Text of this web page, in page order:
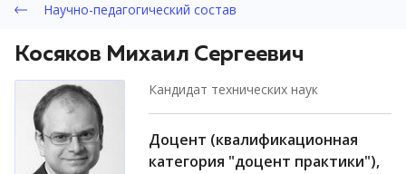
Научно-педагогический состав
Косяков Михаил Сергеевич
кандидат технических наук
доцент (квалификационная
категория "доцент практики"),